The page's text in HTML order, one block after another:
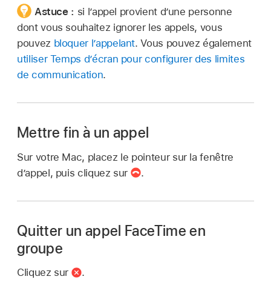
Astuce : si l’appel provient d’une personne
dont vous souhaitez ignorer les appels, vous
pouvez bloquer l’appelant. Vous pouvez également
utiliser Temps d’écran pour configurer des limites
de communication.
Mettre fin à un appel
Sur votre Mac, placez le pointeur sur la fenêtre
d’appel, puis cliquez sur
.
Quitter un appel FaceTime en
groupe
Cliquez sur
.